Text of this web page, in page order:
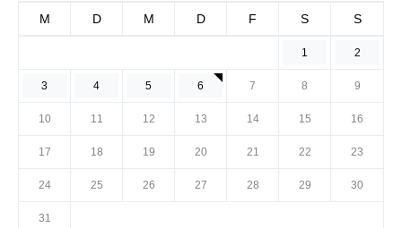
M D M D F S S
1 2
3 4 5 6 7 8 9
10 11 12 13 14 15 16
17 18 19 20 21 22 23
24 25 26 27 28 29 30
31